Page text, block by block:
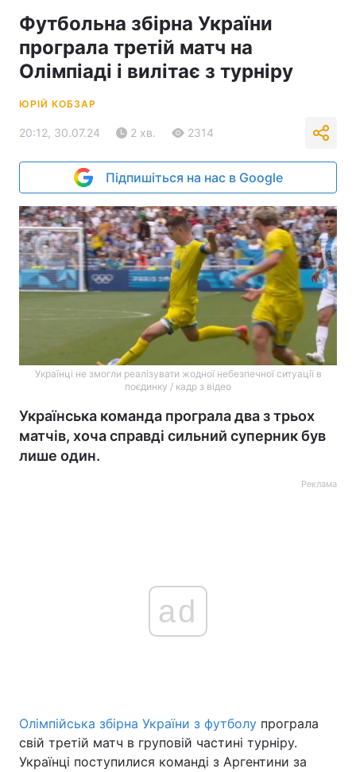
Футбольна збірна України
програла третій матч на
Олімпіаді і вилітає з турніру
ЮРІЙ КОБЗАР
20:12, 30.07.24 2 хв. 2314
Підпишіться на нас в Google
Українці не змогли реалізувати жодної небезпечної ситуації в
поєдинку / кадр з відео
Українська команда програла два з трьох
матчів, хоча справді сильний суперник був
лише один.
Реклама
ad
Олімпійська збірна України з футболу програла
свій третій матч в груповій частині турніру.
Українці поступилися команді з Аргентини за